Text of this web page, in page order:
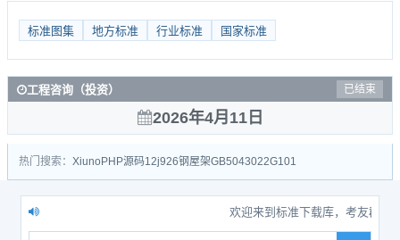
标准图集 地方标准 行业标准 国家标准
工程咨询（投资） 已结束
2026年4月11日
热门搜索： Xiuno PHP源码12j926钢屋架GB5043022G101
欢迎来到标准下载库，考友群：